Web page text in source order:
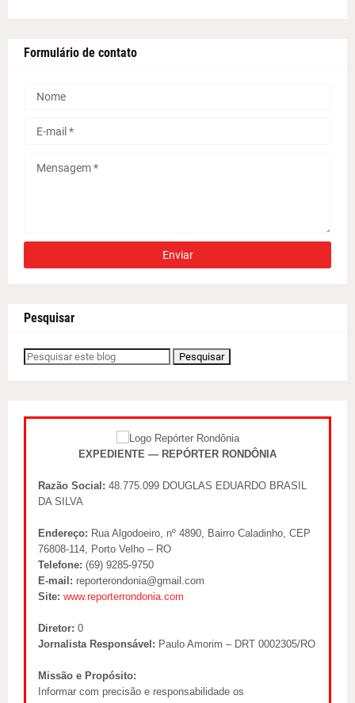
Formulário de contato
Pesquisar
EXPEDIENTE — REPÓRTER RONDÔNIA
Razão Social: 48.775.099 DOUGLAS EDUARDO BRASIL
DA SILVA
Endereço: Rua Algodoeiro, nº 4890, Bairro Caladinho, CEP
76808-114, Porto Velho – RO
Telefone: (69) 9285-9750
E-mail: reporterondonia@gmail.com
Site: www.reporterrondonia.com
Diretor: 0
Jornalista Responsável: Paulo Amorim – DRT 0002305/RO
Missão e Propósito:
Informar com precisão e responsabilidade os